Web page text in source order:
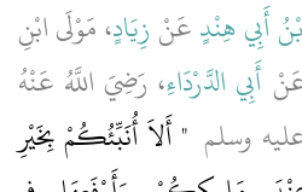
أَبِي هِنْدٍعَنْ زِيَادٍ، مَوْلَى ابْنِ
أَبِي الدَّرْدَاءِ، رَضِيَ اللَّهُ عَنْهُ
وسلم "‏ أَلاَ أُنَبِّئُكُمْ بِخَيْرِ